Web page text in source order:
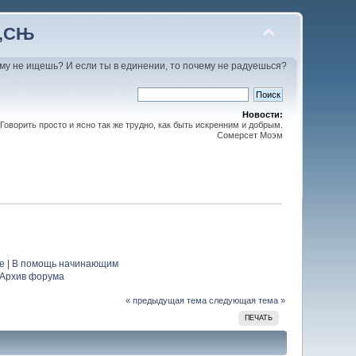
не ищешь? И если ты в единении, то почему не радуешься?
Новости:
Говорить просто и ясно так же трудно, как быть искренним и добрым.
Сомерсет Моэм
В помощь начинающим
Архив форума
« предыдущая тема следующая тема »
ПЕЧАТЬ